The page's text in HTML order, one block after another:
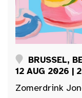
BRUSSEL,
12 AUG 2026 |
Zomerdrink